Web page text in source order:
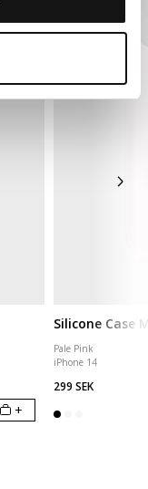
+
Silicone Case
Pale Pink
iPhone 14
299 SEK